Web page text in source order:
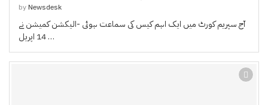
by Newsdesk
آج سپریم کورٹ میں ایک اہم کیس کی سماعت ہوئی -الیکشن کمیشن نے
14 اپریل …